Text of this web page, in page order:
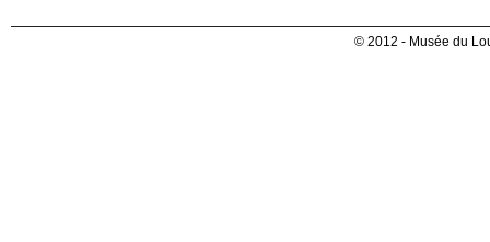
© 2012 - Musée du